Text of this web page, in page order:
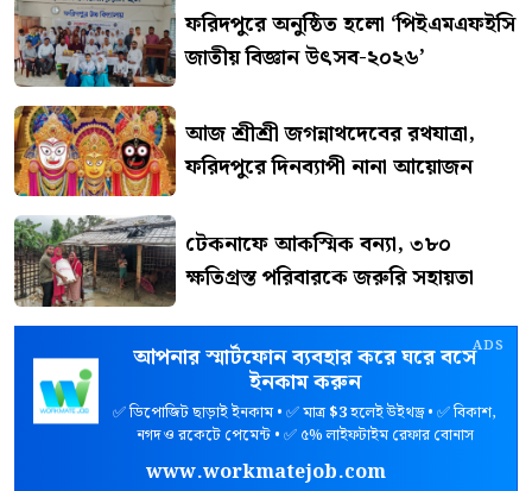
ফরিদপুরে অনুষ্ঠিত হলো ‘পিইএমএফইসি
জাতীয় বিজ্ঞান উৎসব-২০২৬’
আজ শ্রীশ্রী জগন্নাথদেবের রথযাত্রা,
ফরিদপুরে দিনব্যাপী নানা আয়োজন
টেকনাফে আকস্মিক বন্যা, ৩৮০
ক্ষতিগ্রস্ত পরিবারকে জরুরি সহায়তা
ADS
আপনার স্মার্টফোন ব্যবহার করে ঘরে বসে
ইনকাম করুন
✅ ডিপোজিট ছাড়াই ইনকাম • ✅ মাত্র$3হলেই উইথড্র • ✅ বিকাশ,
নগদ ও রকেটে পেমেন্ট • ✅ ৫% লাইফটাইম রেফার বোনাস
www.workmatejob.com